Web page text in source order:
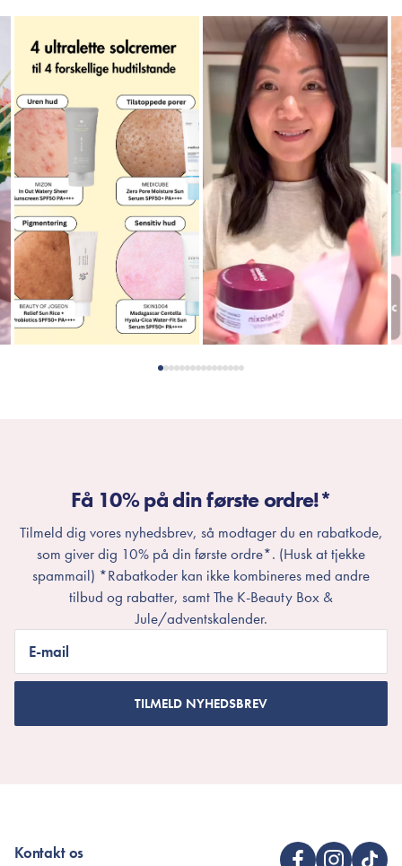
Få 10% på din første ordre!*
Tilmeld dig vores nyhedsbrev, så modtager du en rabatkode,
som giver dig 10% på din første ordre*. (Husk at tjekke
spammail) *Rabatkoder kan ikke kombineres med andre
tilbud og rabatter, samt The K-Beauty Box &
Jule/adventskalender.
E-mail
TILMELD NYHEDSBREV
Kontakt os